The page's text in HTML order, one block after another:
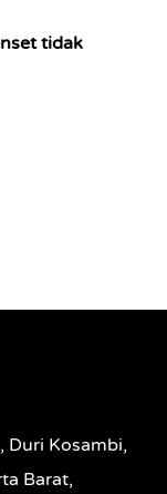
tidak
Duri Kosambi,
Barat,